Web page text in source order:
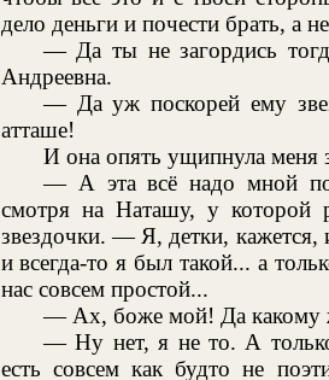
дело деньги и почести брать, а
— Да ты не загордись
Андреевна.
— Да уж поскорей ему
атташе!
И она опять ущипнула меня
— А эта всё надо мной
смотря на Наташу, у которой
звездочки. — Я, детки, кажется,
и всегда-то я был такой... а
нас совсем простой...
— Ах, боже мой! Да какому
— Ну нет, я не то. А только
есть совсем как будто не